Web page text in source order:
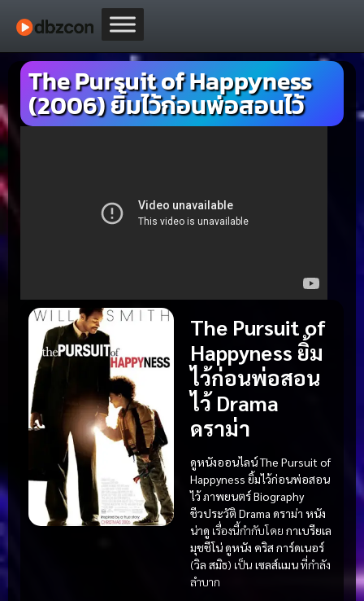
The Pursuit of Happyness
(2006) ยิ้มไว้ก่อนพ่อสอนไว้
The Pursuit of
Happyness ยิ้ม
ไว้ก่อนพ่อสอน
ไว้ Drama
ดราม่า
ดูหนังออนไลน์ The Pursuit of
Happyness ยิ้มไว้ก่อนพ่อสอน
ไว้ภาพยนตร์ Biography
ชีวประวัติ Drama ดราม่า หนัง
น่าดู เรื่องนี้กำกับโดย กาเบรียเล
มุชชีโน่ดูหนัง คริส การ์ดเนอร์
(วิล สมิธ) เป็น เซลส์แมนที่กำลัง
ลำบาก